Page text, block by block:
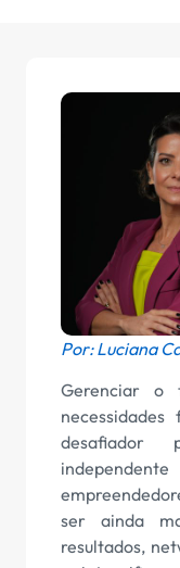
Por: Luciana
Gerenciar o
desafiador
ser ainda
resultados,